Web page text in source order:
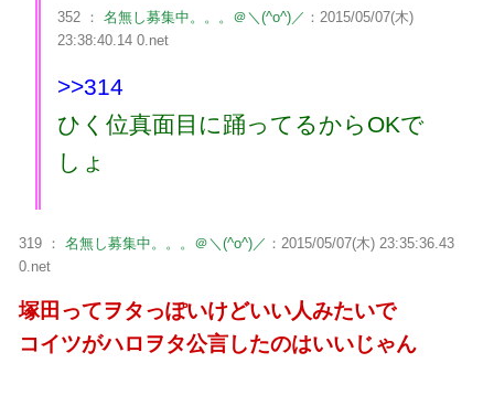
352 ： 名無し募集中。。。＠＼(^o^)／ ：2015/05/07(木)
23:38:40.14 0.net
>>314
ひく位真面目に踊ってるからOKで
しょ
319 ： 名無し募集中。。。＠＼(^o^)／ ：2015/05/07(木) 23:35:36.43
0.net
塚田ってヲタっぽいけどいい人みたいで
コイツがハロヲタ公言したのはいいじゃん